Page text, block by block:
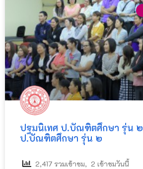
ปฐมนิเทศ ป.บัณฑิตศึกษา รุ่น ๒
ป.บัณฑิตศึกษา รุ่น ๒
2,417 รวมเข้าชม, 2 เข้าชมวันนี้